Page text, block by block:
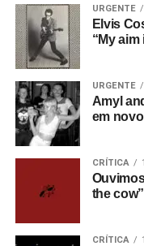
URGENTE
Elvis
“My
URGENTE
Amyl
em
CRÍTICA
the cow”
CRÍTICA